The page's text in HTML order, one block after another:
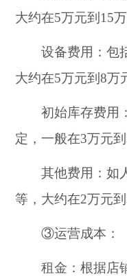
大约在5万元到15万
设备费用：包括
大约在5万元到8万
初始库存费用：
定，一般在3万元到
其他费用：如人
等，大约在2万元到
③运营成本：
租金：根据店铺